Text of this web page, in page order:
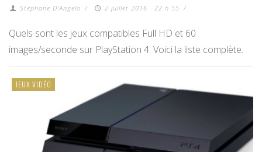
Stéphane D'Angelo / 2 juillet 2016 - 22 h 55 /
Quels sont les jeux compatibles Full HD et 60
images/seconde sur PlayStation 4. Voici la liste complète.
JEUX VIDÉO